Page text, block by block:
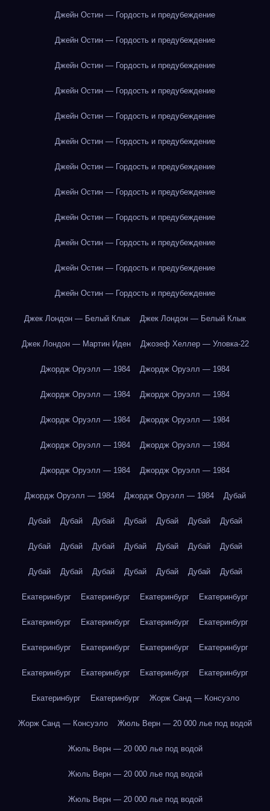
Джейн Остин — Гордость и предубеждение
Джейн Остин — Гордость и предубеждение
Джейн Остин — Гордость и предубеждение
Джейн Остин — Гордость и предубеждение
Джейн Остин — Гордость и предубеждение
Джейн Остин — Гордость и предубеждение
Джейн Остин — Гордость и предубеждение
Джейн Остин — Гордость и предубеждение
Джейн Остин — Гордость и предубеждение
Джейн Остин — Гордость и предубеждение
Джейн Остин — Гордость и предубеждение
Джейн Остин — Гордость и предубеждение
Джек Лондон — Белый Клык Джек Лондон — Белый Клык
Джек Лондон — Мартин Иден Джозеф Хеллер — Уловка-22
Джордж Оруэлл — 1984 Джордж Оруэлл — 1984
Джордж Оруэлл — 1984 Джордж Оруэлл — 1984
Джордж Оруэлл — 1984 Джордж Оруэлл — 1984
Джордж Оруэлл — 1984 Джордж Оруэлл — 1984
Джордж Оруэлл — 1984 Джордж Оруэлл — 1984
Джордж Оруэлл — 1984 Джордж Оруэлл — 1984 Дубай
Дубай Дубай Дубай Дубай Дубай Дубай Дубай
Дубай Дубай Дубай Дубай Дубай Дубай Дубай
Дубай Дубай Дубай Дубай Дубай Дубай Дубай
Екатеринбург Екатеринбург Екатеринбург Екатеринбург
Екатеринбург Екатеринбург Екатеринбург Екатеринбург
Екатеринбург Екатеринбург Екатеринбург Екатеринбург
Екатеринбург Екатеринбург Екатеринбург Екатеринбург
Екатеринбург Екатеринбург Жорж Санд — Консуэло
Жорж Санд — Консуэло Жюль Верн — 20 000 лье под водой
Жюль Верн — 20 000 лье под водой
Жюль Верн — 20 000 лье под водой
Жюль Верн — 20 000 лье под водой